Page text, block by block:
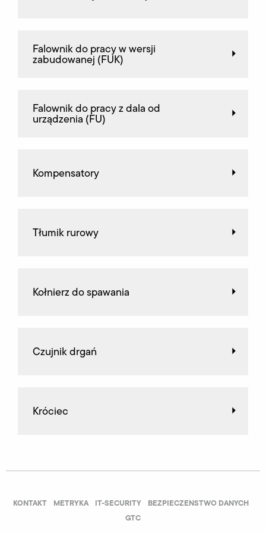
Falownik do pracy w wersji
zabudowanej (FUK)
Falownik do pracy z dala od
urządzenia (FU)
Kompensatory
Tłumik rurowy
Kołnierz do spawania
Czujnik drgań
Króciec
KONTAKT METRYKA IT-SECURITY BEZPIECZENSTWO DANYCH
GTC